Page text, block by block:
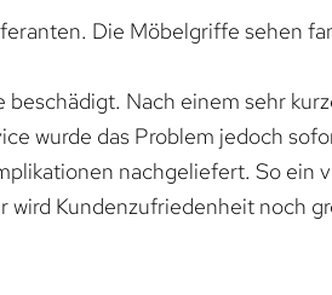
Die Möbelgriffe sehen
Nach einem sehr
wurde das Problem jedoch
nachgeliefert. So ein
Kundenzufriedenheit noch